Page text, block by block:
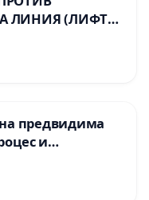
ЛИНИЯ (ЛИФТ)
предвидима
и
учениците от